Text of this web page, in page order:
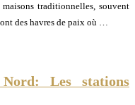
traditionnelles, souvent
des havres de paix où …
Les stations